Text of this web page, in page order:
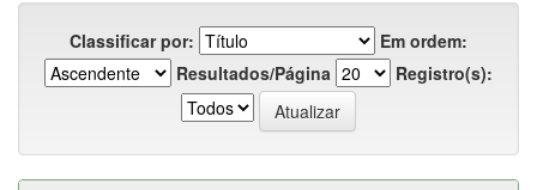
Classificar por:
Em ordem:
Resultados/Página
Registro(s):